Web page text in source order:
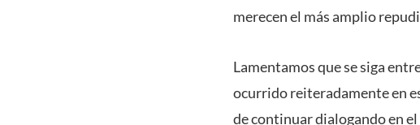
merecen el más amplio
Lamentamos que se siga
ocurrido reiteradamente en
de continuar dialogando en